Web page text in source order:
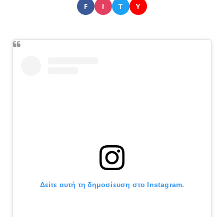
F I T Y
Δείτε αυτή τη δημοσίευση στο Instagram.